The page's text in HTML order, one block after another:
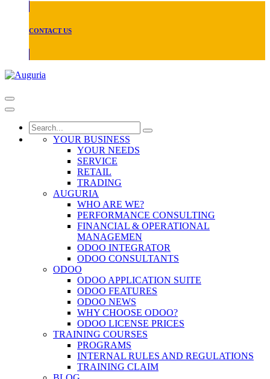
CONTACT US
YOUR BUSINESS
YOUR NEEDS
SERVICE
RETAIL
TRADING
AUGURIA
WHO ARE WE?
PERFORMANCE CONSULTING
FINANCIAL & OPERATIONAL
MANAGEMEN
ODOO INTEGRATOR
ODOO CONSULTANTS
ODOO
ODOO APPLICATION SUITE
ODOO FEATURES
ODOO NEWS
WHY CHOOSE ODOO?
ODOO LICENSE PRICES
TRAINING COURSES
PROGRAMS
INTERNAL RULES AND REGULATIONS
TRAINING CLAIM